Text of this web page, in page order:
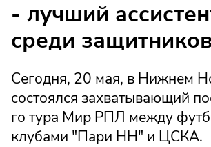
- лучший
среди защитников
Сегодня, 20 мая, в Нижнем
состоялся захватывающий
го тура Мир РПЛ между
клубами "Пари НН" и ЦСКА.